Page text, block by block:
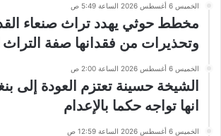
الخميس 6 أغسطس 2026 الساعة 5:49 ص
مخطط حوثي يهدد تراث صنعاء
وتحذيرات من فقدانها صفة التراث
الخميس 6 أغسطس 2026 الساعة 2:00 ص
الشيخة حسينة تعتزم العودة إلى
انها تواجه حكما بالإعدام
الخميس 6 أغسطس 2026 الساعة 12:59 ص